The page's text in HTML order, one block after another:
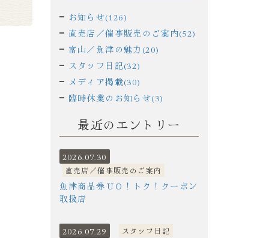
お知らせ(126)
直売店／催事販売のご案内(52)
富山／魚津の魅力(20)
スタッフ日記(32)
メディア掲載(30)
臨時休業のお知らせ(3)
最近のエントリー
2026.07.30
直売店／催事販売のご案内
魚津商品券ＵＯ！トク！クーポン
取扱店
2026.07.29 スタッフ日記